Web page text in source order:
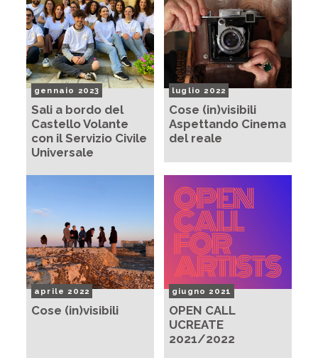
gennaio 2023
Sali a bordo del
Castello Volante
con il Servizio Civile
Universale
luglio 2022
Cose (in)visibili
Aspettando Cinema
del reale
aprile 2022
Cose (in)visibili
giugno 2021
OPEN CALL
UCREATE
2021/2022